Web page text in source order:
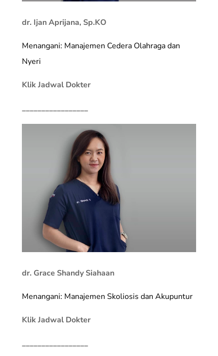
dr. Ijan Aprijana, Sp.KO
Menangani: Manajemen Cedera Olahraga dan
Nyeri
Klik Jadwal Dokter
_________________
dr. Grace Shandy Siahaan
Menangani: Manajemen Skoliosis dan Akupuntur
Klik Jadwal Dokter
_________________